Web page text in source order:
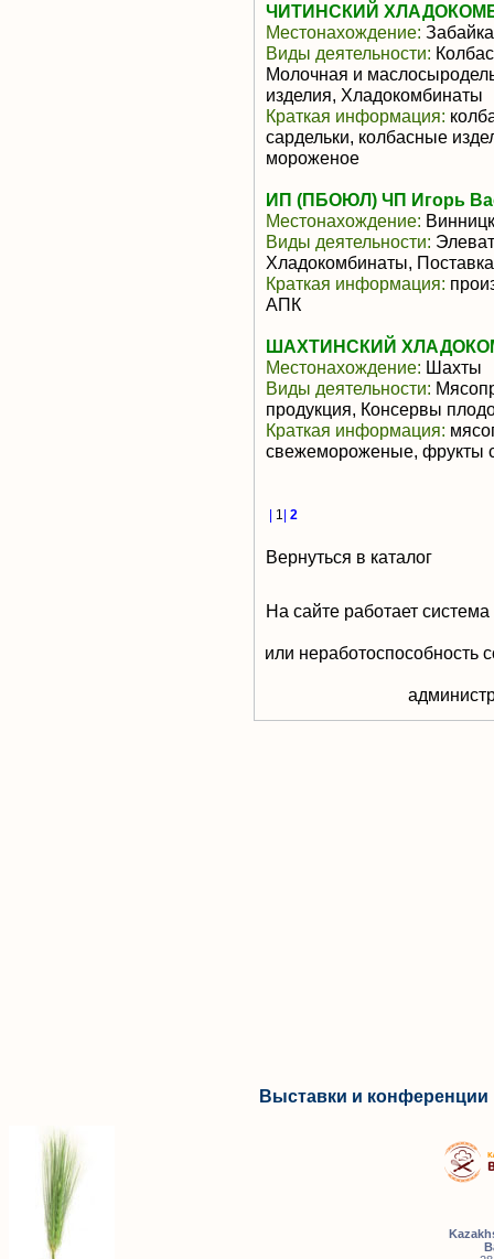
ЧИТИНСКИЙ
Местонахождение:
Виды деятельности:
Молочная и
изделия, Хладокомбинаты
Краткая информация:
сардельки, колбасные
мороженое
ИП (ПБОЮЛ) ЧП Игорь
Местонахождение:
Виды деятельности:
Хладокомбинаты,
Краткая информация:
АПК
ШАХТИНСКИЙ
Местонахождение: Шахты
Виды деятельности:
продукция, Консервы
Краткая информация:
свежемороженые, фрукты
1 2
Вернуться в каталог
На сайте работает
или неработоспособность
Выставки и конференции